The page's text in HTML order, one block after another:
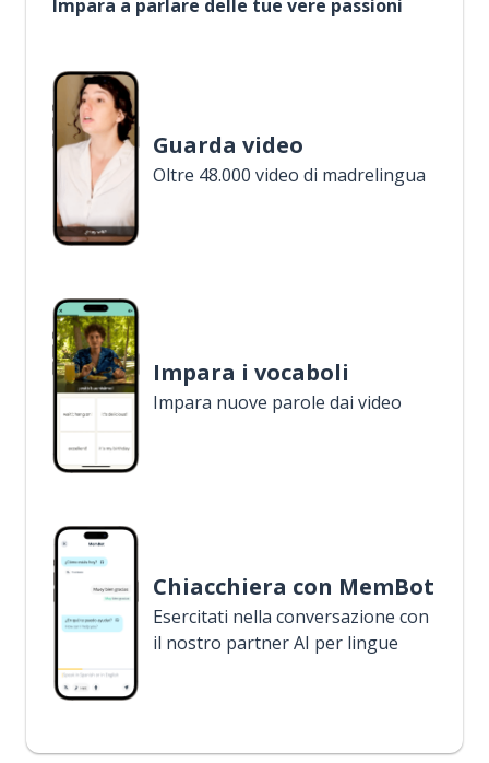
Impara a parlare delle tue vere passioni
Guarda video
Oltre 48.000 video di madrelingua
Impara i vocaboli
Impara nuove parole dai video
Chiacchiera con MemBot
Esercitati nella conversazione con
il nostro partner AI per lingue